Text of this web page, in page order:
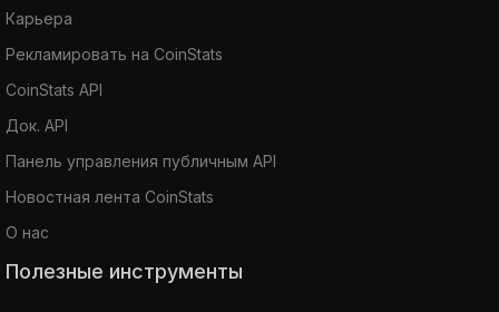
Карьера
Рекламировать на CoinStats
CoinStats API
Док. API
Панель управления публичным API
Новостная лента CoinStats
О нас
Полезные инструменты